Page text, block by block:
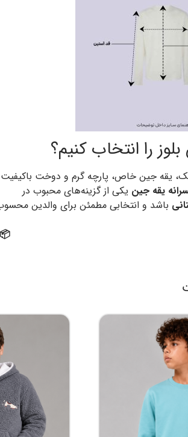
را انتخاب کنیم؟
یقه جین خاص، پارچه گرم و دوخت
یقه جین یکی از گزینه‌های محبوب در
باشد و انتخابی مطمئن برای والدین